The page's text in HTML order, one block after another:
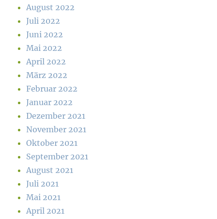
August 2022
Juli 2022
Juni 2022
Mai 2022
April 2022
März 2022
Februar 2022
Januar 2022
Dezember 2021
November 2021
Oktober 2021
September 2021
August 2021
Juli 2021
Mai 2021
April 2021